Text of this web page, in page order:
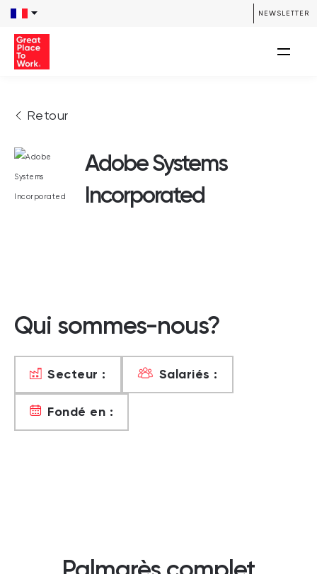
NEWSLETTER
Retour
Adobe Systems
Incorporated
Qui sommes-nous?
Secteur : Salariés :
Fondé en :